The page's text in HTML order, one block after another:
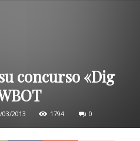
concurso «Dig
03/2013 1794 0